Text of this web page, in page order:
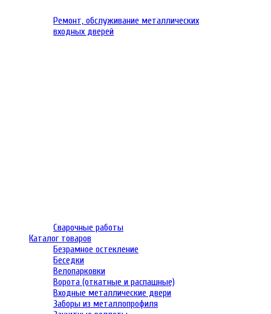
Ремонт, обслуживание металлических
входных дверей
Сварочные работы
Каталог товаров
Безрамное остекление
Беседки
Велопарковки
Ворота (откатные и распашные)
Входные металлические двери
Заборы из металлопрофиля